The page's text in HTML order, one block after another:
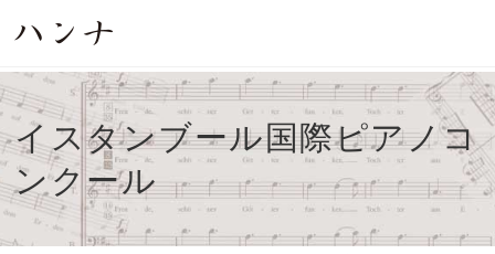
イスタンブール国際ピアノコ
ンクール